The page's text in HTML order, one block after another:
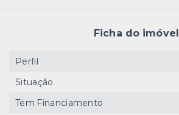
Ficha do imóvel
Perfil
Situação
Tem Financiamento